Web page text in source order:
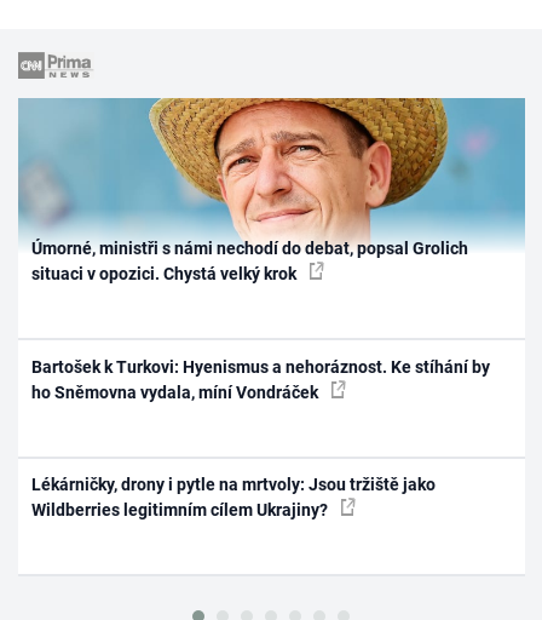
Úmorné, ministři s námi nechodí do debat, popsal Grolich
situaci v opozici. Chystá velký krok
Bartošek k Turkovi: Hyenismus a nehoráznost. Ke stíhání by
ho Sněmovna vydala, míní Vondráček
Lékárničky, drony i pytle na mrtvoly: Jsou tržiště jako
Wildberries legitimním cílem Ukrajiny?